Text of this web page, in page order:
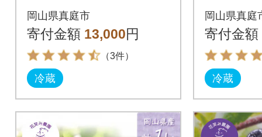
ック』1kg(2房) A-1
岡山県真庭市
寄付金額 13,000円
（3件）
冷蔵
ーロラ
(2房)
岡山県真庭
寄付金額
冷蔵